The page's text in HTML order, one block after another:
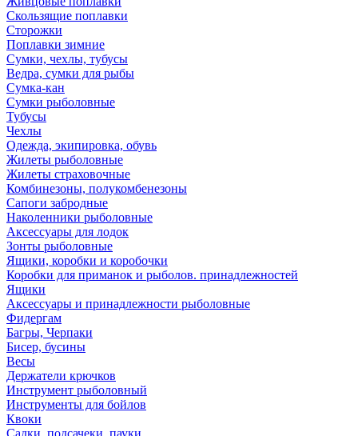
Скользящие поплавки
Сторожки
Поплавки зимние
Сумки, чехлы, тубусы
Ведра, сумки для рыбы
Сумка-кан
Сумки рыболовные
Тубусы
Чехлы
Одежда, экипировка, обувь
Жилеты рыболовные
Жилеты страховочные
Комбинезоны, полукомбенезоны
Сапоги забродные
Наколенники рыболовные
Аксессуары для лодок
Зонты рыболовные
Ящики, коробки и коробочки
Коробки для приманок и рыболов. принадлежностей
Ящики
Аксессуары и принадлежности рыболовные
Фидергам
Багры, Черпаки
Бисер, бусины
Весы
Держатели крючков
Инструмент рыболовный
Инструменты для бойлов
Квоки
Садки, подсачеки, пауки